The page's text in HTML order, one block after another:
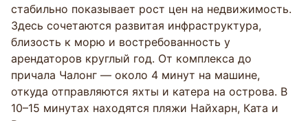
стабильно показывает рост цен на недвижимость.
Здесь сочетаются развитая инфраструктура,
близость к морю и востребованность у
арендаторов круглый год. От комплекса до
причала Чалонг — около 4 минут на машине,
откуда отправляются яхты и катера на острова. В
10–15 минутах находятся пляжи Найхарн, Ката и